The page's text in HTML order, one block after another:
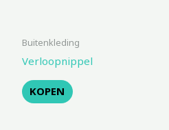
Buitenkleding
Verloopnippel
KOPEN